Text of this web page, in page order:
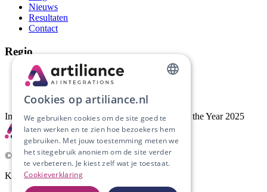
Nieuws
Resultaten
Contact
Regio
AI-automatisering Groningen
AI-automatisering Drenthe
AI-automatisering Friesland
Implementatiepartner van Artific, AI Company of the Year 2025
© 2026Artiliance. Alle rechten voorbehouden.
KvK53204441· BTW
Cookies op artiliance.nl
We gebruiken cookies om de site goed te
laten werken en te zien hoe bezoekers hem
gebruiken. Met jouw toestemming meten we
het sitegebruik anoniem om de site verder
te verbeteren. Je kiest zelf wat je toestaat.
Cookieverklaring